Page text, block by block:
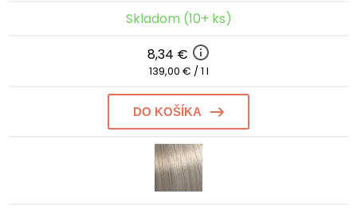
Skladom (10+ ks)
8,34 €
139,00 € / 1 l
DO KOŠÍKA